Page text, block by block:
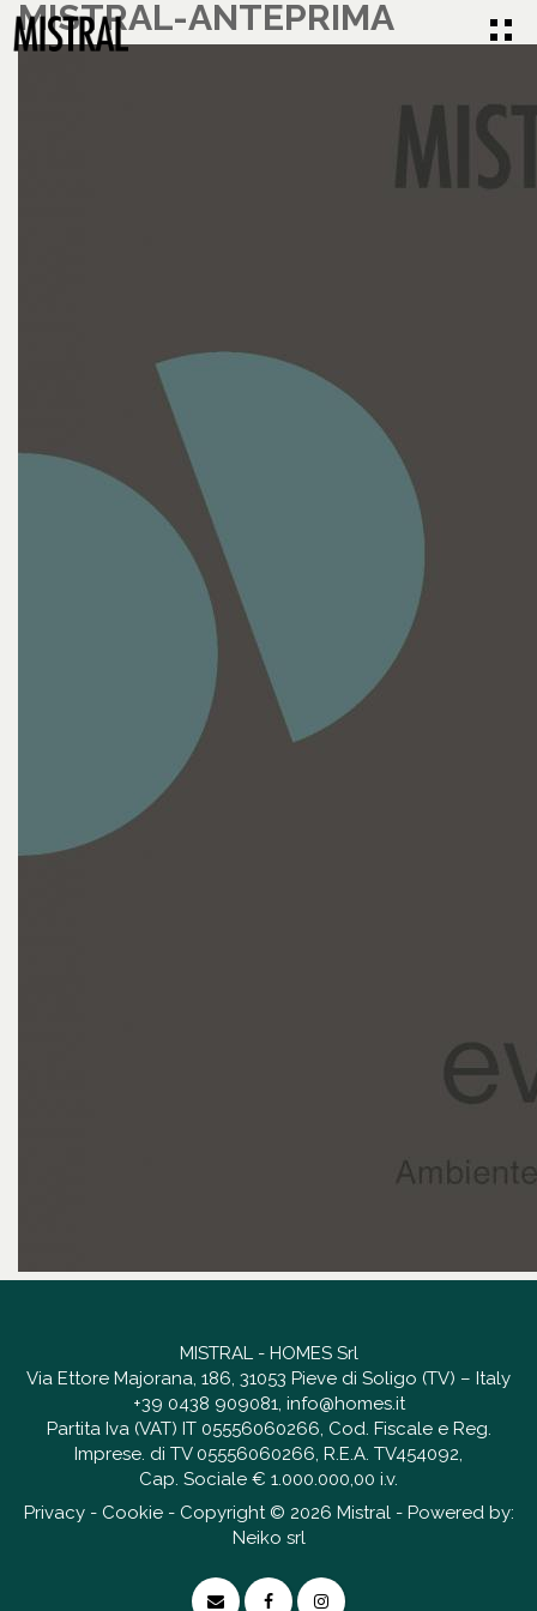
MISTRAL-ANTEPRIMA
MISTRAL - HOMES Srl
Via Ettore Majorana, 186, 31053 Pieve di Soligo (TV) – Italy
+39 0438 909081, info@homes.it
Partita Iva (VAT) IT 05556060266, Cod. Fiscale e Reg.
Imprese. di TV 05556060266, R.E.A. TV454092,
Cap. Sociale € 1.000.000,00 i.v.
Privacy- Cookie- Copyright © 2026 Mistral - Powered by:
Neiko srl